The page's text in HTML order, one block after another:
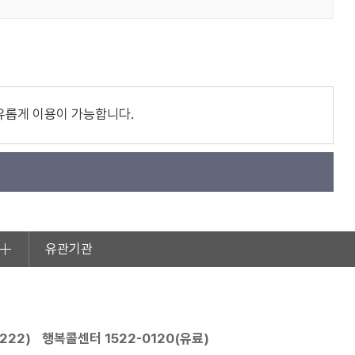
롭게 이용이 가능합니다.
유관기관
) 행복콜센터 1522-0120(유료)